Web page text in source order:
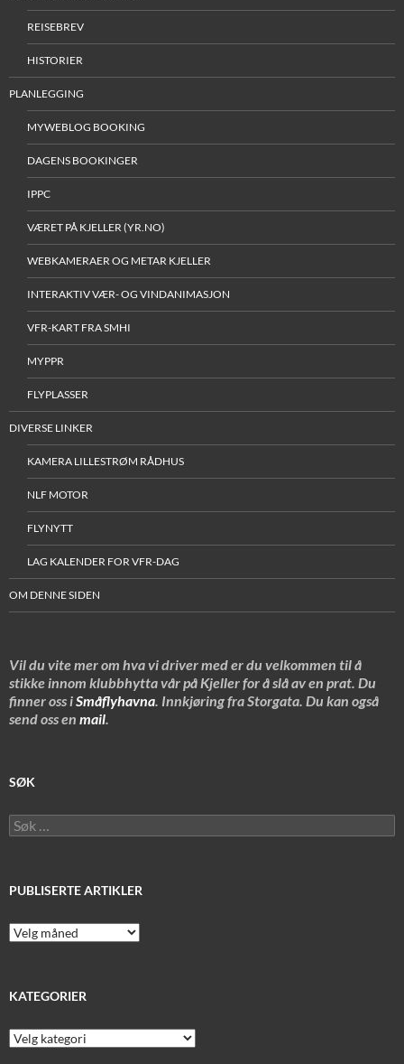
REISEBREV
HISTORIER
PLANLEGGING
MYWEBLOG BOOKING
DAGENS BOOKINGER
IPPC
VÆRET PÅ KJELLER (YR.NO)
WEBKAMERAER OG METAR KJELLER
INTERAKTIV VÆR- OG VINDANIMASJON
VFR-KART FRA SMHI
MYPPR
FLYPLASSER
DIVERSE LINKER
KAMERA LILLESTRØM RÅDHUS
NLF MOTOR
FLYNYTT
LAG KALENDER FOR VFR-DAG
OM DENNE SIDEN
Vil du vite mer om hva vi driver med er du velkommen til å
stikke innom klubbhytta vår på Kjeller for å slå av en prat. Du
finner oss iSmåflyhavna. Innkjøring fra Storgata. Du kan også
send oss en mail.
SØK
Søk
etter:
PUBLISERTE ARTIKLER
Publiserte
artikler
KATEGORIER
Kategorier